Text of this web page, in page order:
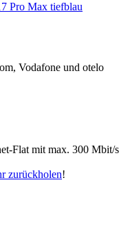
Vodafone und otelo
Flat mit max. 300 Mbit/s
zurückholen!